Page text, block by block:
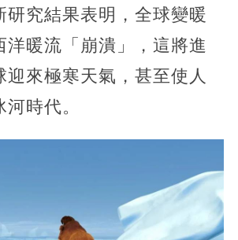
研究結果表明，全球變暖
洋暖流「崩潰」，這將進
迎來極寒天氣，甚至使人
時代。